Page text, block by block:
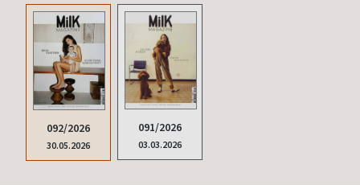
092/2026
30.05.2026
091/2026
03.03.2026